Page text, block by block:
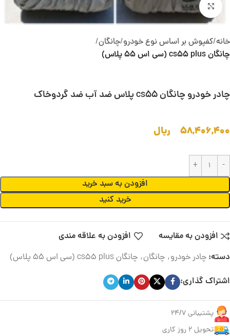
بزرگنمایی تصویر
خانه کفپوش بر اساس نوع خودرو چانگان
چانگان cs55 plus (سی اس 55 پلاس)
چادر خودرو چانگان cs55 پلاس ضد آب ضد گردوخاک
۵۸,۴۰۶,۴۰۰ ریال
افزودن به سبد خرید
خرید کنید
افزودن به مقایسه
افزودن به علاقه مندی
دسته: چادر خودرو, چانگان, چانگان cs55 plus (سی اس 55 پلاس)
اشتراک گذاری:
پشتیبانی 24/7
تحویل ۲ روز کاری